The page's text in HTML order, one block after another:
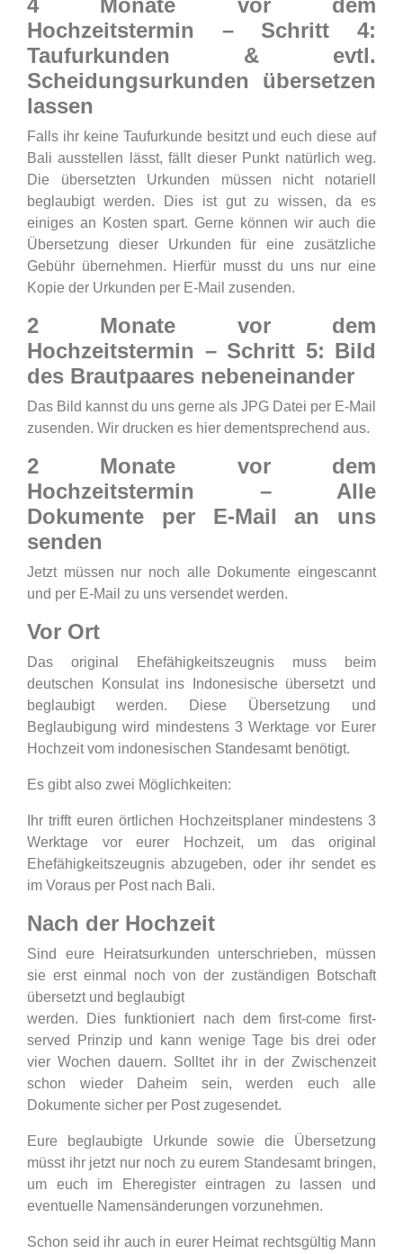
4 Monate vor dem
Hochzeitstermin – Schritt 4:
Taufurkunden & evtl.
Scheidungsurkunden übersetzen
lassen
Falls ihr keine Taufurkunde besitzt und euch diese auf
Bali ausstellen lässt, fällt dieser Punkt natürlich weg.
Die übersetzten Urkunden müssen nicht notariell
beglaubigt werden. Dies ist gut zu wissen, da es
einiges an Kosten spart. Gerne können wir auch die
Übersetzung dieser Urkunden für eine zusätzliche
Gebühr übernehmen. Hierfür musst du uns nur eine
Kopie der Urkunden per E-Mail zusenden.
2 Monate vor dem
Hochzeitstermin – Schritt 5: Bild
des Brautpaares nebeneinander
Das Bild kannst du uns gerne als JPG Datei per E-Mail
zusenden. Wir drucken es hier dementsprechend aus.
2 Monate vor dem
Hochzeitstermin – Alle
Dokumente per E-Mail an uns
senden
Jetzt müssen nur noch alle Dokumente eingescannt
und per E-Mail zu uns versendet werden.
Vor Ort
Das original Ehefähigkeitszeugnis muss beim
deutschen Konsulat ins Indonesische übersetzt und
beglaubigt werden. Diese Übersetzung und
Beglaubigung wird mindestens 3 Werktage vor Eurer
Hochzeit vom indonesischen Standesamt benötigt.
Es gibt also zwei Möglichkeiten:
Ihr trifft euren örtlichen Hochzeitsplaner mindestens 3
Werktage vor eurer Hochzeit, um das original
Ehefähigkeitszeugnis abzugeben, oder ihr sendet es
im Voraus per Post nach Bali.
Nach der Hochzeit
Sind eure Heiratsurkunden unterschrieben, müssen
sie erst einmal noch von der zuständigen Botschaft
übersetzt und beglaubigt
werden. Dies funktioniert nach dem first-come first-
served Prinzip und kann wenige Tage bis drei oder
vier Wochen dauern. Solltet ihr in der Zwischenzeit
schon wieder Daheim sein, werden euch alle
Dokumente sicher per Post zugesendet.
Eure beglaubigte Urkunde sowie die Übersetzung
müsst ihr jetzt nur noch zu eurem Standesamt bringen,
um euch im Eheregister eintragen zu lassen und
eventuelle Namensänderungen vorzunehmen.
Schon seid ihr auch in eurer Heimat rechtsgültig Mann